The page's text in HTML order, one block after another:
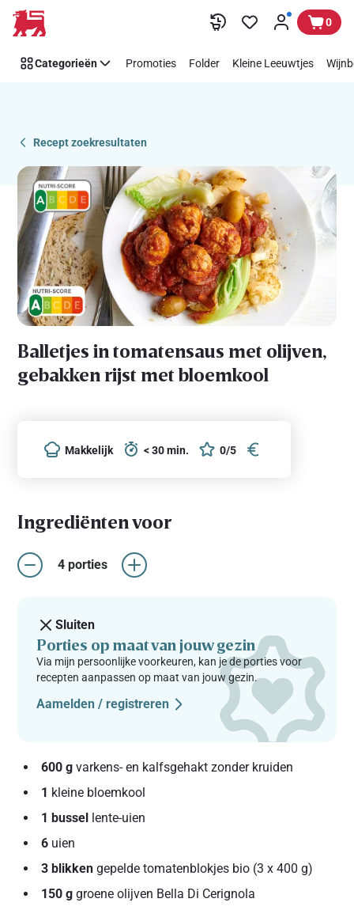
Overslaan
Recipe
Details
0
Categorieën Promoties Folder Kleine Leeuwtjes
Recept zoekresultaten
Balletjes in tomatensaus met olijven,
gebakken rijst met bloemkool
Makkelijk < 30 min. 0/5
Ingrediënten voor
4 porties
Sluiten
Porties op maat van jouw gezin
Via mijn persoonlijke voorkeuren, kan je de porties voor
recepten aanpassen op maat van jouw gezin.
Aamelden / registreren
600 g varkens- en kalfsgehakt zonder kruiden
1 kleine bloemkool
1 bussel lente-uien
6 uien
3 blikken gepelde tomatenblokjes bio (3 x 400 g)
150 g groene olijven Bella Di Cerignola